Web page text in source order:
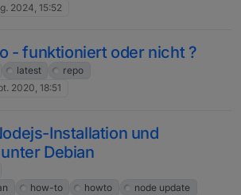
2024, 15:52
- funktioniert oder nicht ?
latest
repo
2020, 18:51
Installation und
Debian
how-to howto
node update